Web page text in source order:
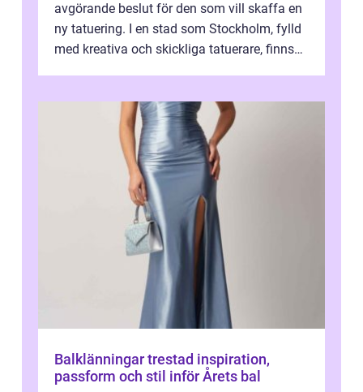
avgörande beslut för den som vill skaffa en
ny tatuering. I en stad som Stockholm, fylld
med kreativa och skickliga tatuerare, finns
Balklänningar trestad inspiration,
passform och stil inför Årets bal